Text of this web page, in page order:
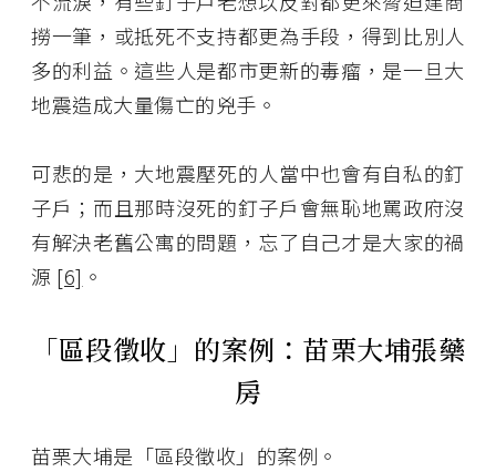
撈一筆，或抵死不支持都更為手段，得到比別人
多的利益。這些人是都市更新的毒瘤，是一旦大
地震造成大量傷亡的兇手。
可悲的是，大地震壓死的人當中也會有自私的釘
子戶；而且那時沒死的釘子戶會無恥地罵政府沒
有解決老舊公寓的問題，忘了自己才是大家的禍
源 [6] 。
「區段徵收」的案例：苗栗大埔張藥
房
苗栗大埔是「區段徵收」的案例。